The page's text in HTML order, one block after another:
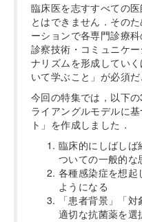
臨床医を志すすべての
とはできません．その
ーションで各専門診療
診察技術・コミュニケ
ナリズムを形成してい
いて学ぶこと」が必須だ
今回の特集では，以下
ライアングルモデルに
ト」を作成しました．
臨床的にしばしば
ついての一般的な
各種感染症を想起
ようになる
「患者背景」「
適切な抗菌薬を選